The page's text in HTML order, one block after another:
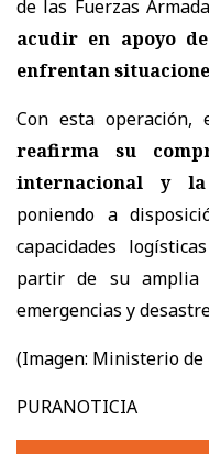
de las Fuerzas
acudir en apoyo
enfrentan
Con esta
reafirma su
internacional y la
poniendo a
capacidades
partir de su amplia
emergencias y
(Imagen: Ministerio de
PURANOTICIA